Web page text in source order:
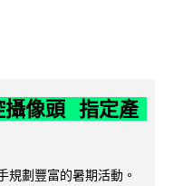
攝像頭 指定產
規劃豐富的暑期活動。